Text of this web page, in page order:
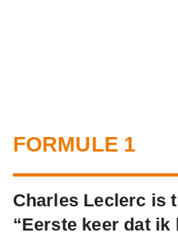
FORMULE 1
Charles Leclerc is
“Eerste keer dat ik